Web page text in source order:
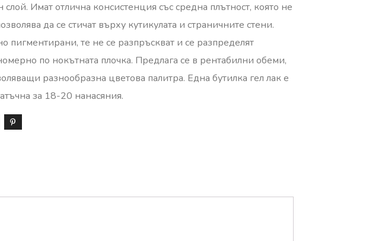
слой. Имат отлична консистенция със средна плътност, която не
да се стичат върху кутикулата и страничните стени.
пигментирани, те не се разпръскват и се разпределят
по нокътната плочка. Предлага се в рентабилни обеми,
разнообразна цветова палитра. Една бутилка гел лак е
за 18-20 нанасяния.